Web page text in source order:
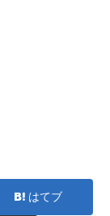
はてブ